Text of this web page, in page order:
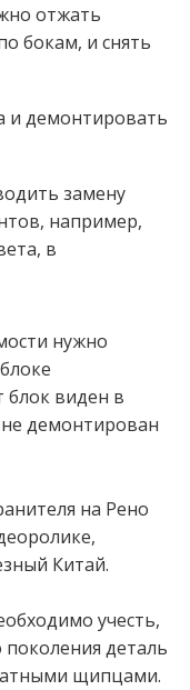
отжать
бокам, и снять
и демонтировать
замену
например,
в
нужно
блок виден в
демонтирован
на Рено
Китай.
учесть,
деталь
щипцами.